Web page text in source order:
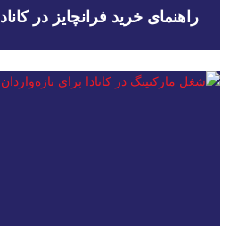
راهنمای خرید فرانچایز در کانادا